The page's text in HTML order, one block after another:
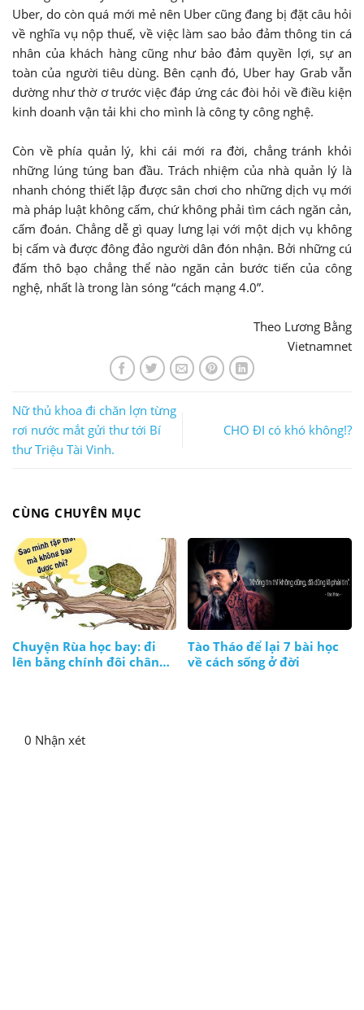
Uber, do còn quá mới mẻ nên Uber cũng đang bị đặt câu hỏi
về nghĩa vụ nộp thuế, về việc làm sao bảo đảm thông tin cá
nhân của khách hàng cũng như bảo đảm quyền lợi, sự an
toàn của người tiêu dùng. Bên cạnh đó, Uber hay Grab vẫn
dường như thờ ơ trước việc đáp ứng các đòi hỏi về điều kiện
kinh doanh vận tải khi cho mình là công ty công nghệ.
Còn về phía quản lý, khi cái mới ra đời, chẳng tránh khỏi
những lúng túng ban đầu. Trách nhiệm của nhà quản lý là
nhanh chóng thiết lập được sân chơi cho những dịch vụ mới
mà pháp luật không cấm, chứ không phải tìm cách ngăn cản,
cấm đoán. Chẳng dễ gì quay lưng lại với một dịch vụ không
bị cấm và được đông đảo người dân đón nhận. Bởi những cú
đấm thô bạo chẳng thể nào ngăn cản bước tiến của công
nghệ, nhất là trong làn sóng “cách mạng 4.0”.
Theo Lương Bằng
Vietnamnet
Nữ thủ khoa đi chăn lợn từng
rơi nước mắt gửi thư tới Bí
thư Triệu Tài Vinh.
CHO ĐI có khó không!?
CÙNG CHUYÊN MỤC
Chuyện Rùa học bay: đi
lên bằng chính đôi chân
Tào Tháo để lại 7 bài học
về cách sống ở đời
0 Nhận xét